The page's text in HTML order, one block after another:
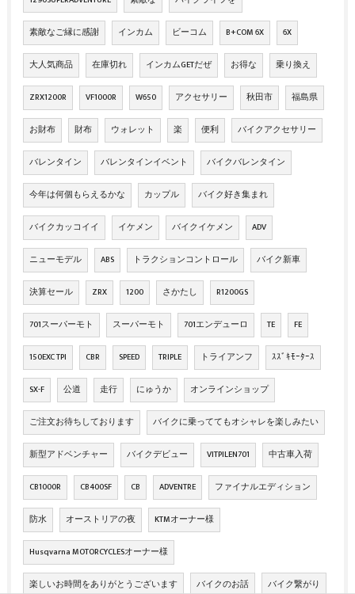
素敵なご縁に感謝 インカム ビーコム B+COM 6X 6X
大人気商品 在庫切れ インカムGETだぜ お得な 乗り換え
ZRX1200R VF1000R W650 アクセサリー 秋田市 福島県
お財布 財布 ウォレット 楽 便利 バイクアクセサリー
バレンタイン バレンタインイベント バイクバレンタイン
今年は何個もらえるかな カップル バイク好き集まれ
バイクカッコイイ イケメン バイクイケメン ADV
ニューモデル ABS トラクションコントロール バイク新車
決算セール ZRX 1200 さかたし R1200GS
701スーパーモト スーパーモト 701エンデューロ TE FE
150EXC TPI CBR SPEED TRIPLE トライアンフ ｽｽﾞｷﾓｰﾀｰｽ
SX-F 公道 走行 にゅうか オンラインショップ
ご注文お待ちしております バイクに乗っててもオシャレを楽しみたい
新型アドベンチャー バイクデビュー VITPILEN701 中古車入荷
CB1000R CB400SF CB ADVENTRE ファイナルエディション
防水 オーストリアの夜 KTMオーナー様
Husqvarna MOTORCYCLESオーナー様
楽しいお時間をありがとうございます バイクのお話 バイク繋がり